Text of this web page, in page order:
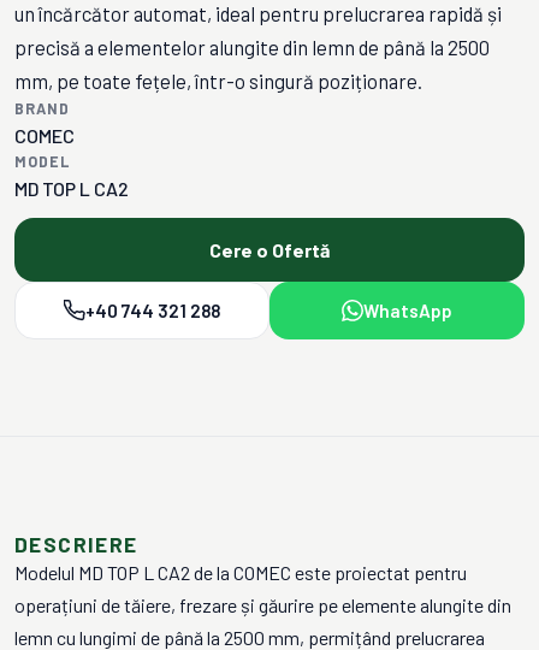
un încărcător automat, ideal pentru prelucrarea rapidă și
precisă a elementelor alungite din lemn de până la 2500
mm, pe toate fețele, într-o singură poziționare.
BRAND
COMEC
MODEL
MD TOP L CA2
Cere o Ofertă
+40 744 321 288 WhatsApp
DESCRIERE
Modelul MD TOP L CA2 de la COMEC este proiectat pentru
operațiuni de tăiere, frezare și găurire pe elemente alungite din
lemn cu lungimi de până la 2500 mm, permițând prelucrarea